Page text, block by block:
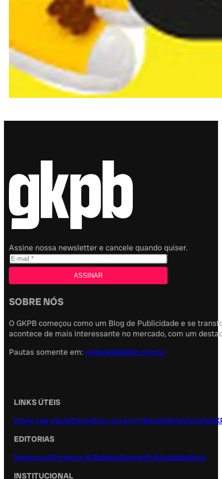
Assine nossa newsletter e cancele quando quiser.
SOBRE NÓS
O GKPB começou como um Blog de Publicidade e se
acontece de mais interessante no mercado, com um
Pautas somente em: redacao@gkpb.com.br
LINKS ÚTEIS
Envie sua pautaEncontrou um erro?RecebidosAnuncie
EDITORIAS
NegóciosAlimentos & BebidasDesignPublicidadeGeek
INSTITUCIONAL